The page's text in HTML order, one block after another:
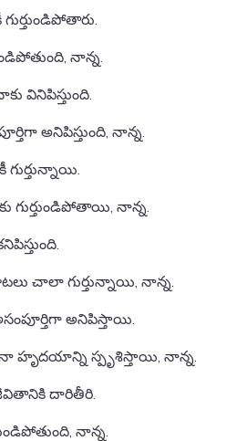
నాన్న.
వినిపిస్తుంది.
అనిపిస్తుంది, నాన్న.
గుర్తుండిపోతాయి, నాన్న.
చాలా గుర్తున్నాయి, నాన్న.
అనిపిస్తాయి.
నా హృదయాన్ని స్పృశిస్తాయి, నాన్న.
దారితీరి.
నాన్న.